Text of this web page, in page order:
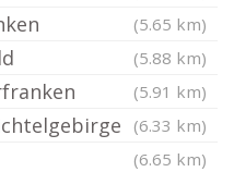
(5.65 km)
(5.88 km)
(5.91 km)
(6.33 km)
(6.65 km)